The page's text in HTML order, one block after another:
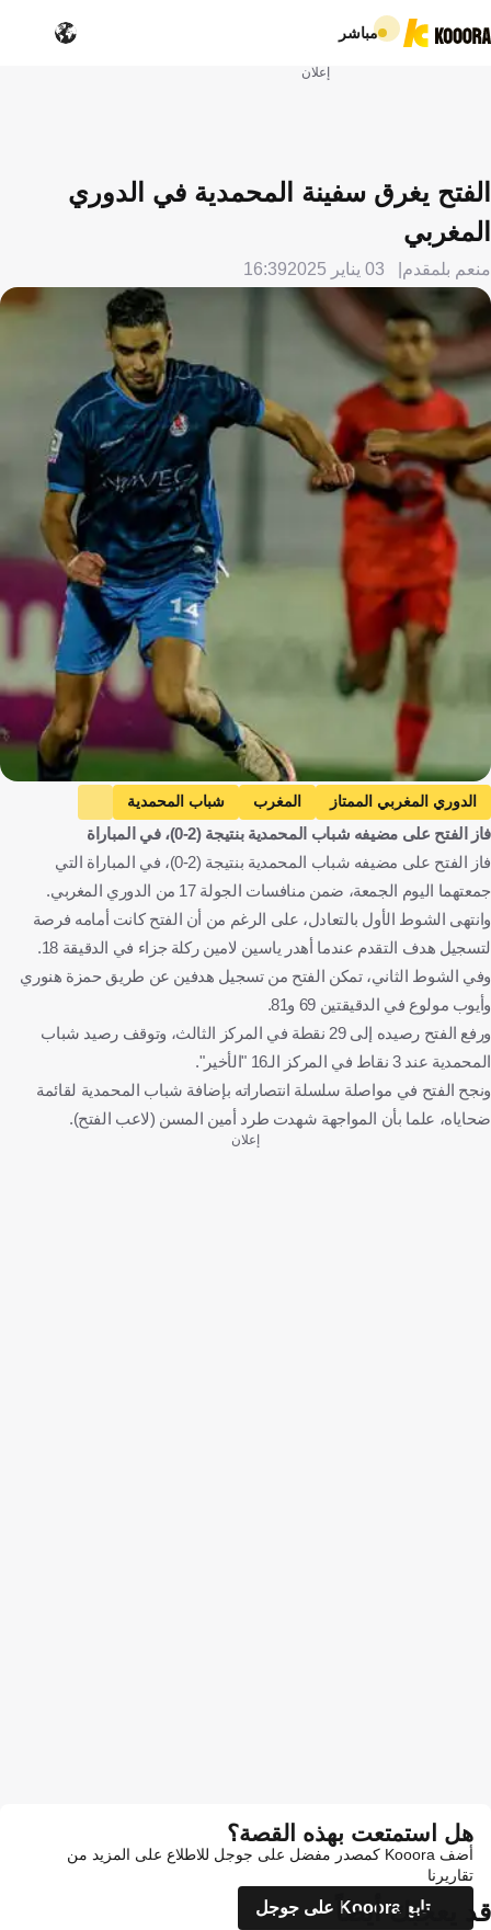
مباشر
إعلان
الفتح يغرق سفينة المحمدية في الدوري
المغربي
منعم بلمقدم 03 يناير 2025 16:39
الدوري المغربي الممتاز المغرب
شباب المحمدية
الفتح الرباطي
كرة قدم
فاز الفتح على مضيفه شباب المحمدية بنتيجة (2-0)، في المباراة
فاز الفتح على مضيفه شباب المحمدية بنتيجة (2-0)، في المباراة التي
جمعتهما اليوم الجمعة، ضمن منافسات الجولة 17 من الدوري المغربي.
وانتهى الشوط الأول بالتعادل، على الرغم من أن الفتح كانت أمامه فرصة
لتسجيل هدف التقدم عندما أهدر ياسين لامين ركلة جزاء في الدقيقة 18.
وفي الشوط الثاني، تمكن الفتح من تسجيل هدفين عن طريق حمزة هنوري
وأيوب مولوع في الدقيقتين 69 و81.
ورفع الفتح رصيده إلى 29 نقطة في المركز الثالث، وتوقف رصيد شباب
المحمدية عند 3 نقاط في المركز الـ16 "الأخير".
ونجح الفتح في مواصلة سلسلة انتصاراته بإضافة شباب المحمدية لقائمة
ضحاياه، علما بأن المواجهة شهدت طرد أمين المسن (لاعب الفتح).
إعلان
هل استمتعت بهذه القصة؟
أضف Kooora كمصدر مفضل على جوجل للاطلاع على المزيد من
تقاريرنا
تابع Kooora على جوجل
قد يعجبك أيضاً